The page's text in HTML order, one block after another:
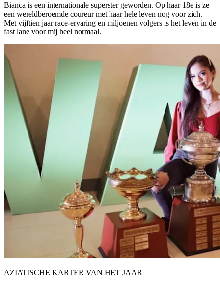
Bianca is een internationale superster geworden. Op haar 18e is ze
een wereldberoemde coureur met haar hele leven nog voor zich.
Met vijftien jaar race-ervaring en miljoenen volgers is het leven in de
fast lane voor mij heel normaal.
AZIATISCHE KARTER VAN HET JAAR